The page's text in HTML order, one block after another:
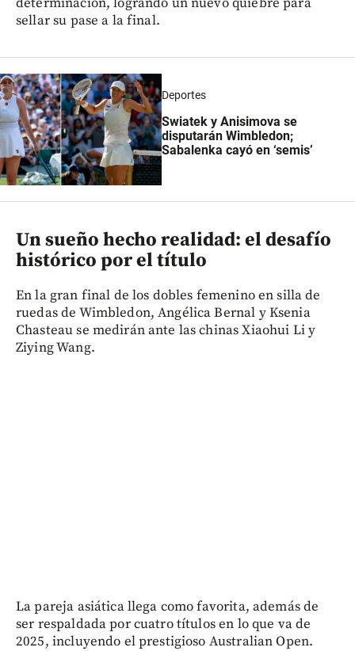
sellar su pase a la final.
Deportes
Swiatek y Anisimova se
disputarán Wimbledon;
Sabalenka cayó en ‘semis’
Un sueño hecho realidad: el desafío
histórico por el título
En la gran final de los dobles femenino en silla de
ruedas de Wimbledon, Angélica Bernal y Ksenia
Chasteau se medirán ante las chinas Xiaohui Li y
Ziying Wang.
La pareja asiática llega como favorita, además de
ser respaldada por cuatro títulos en lo que va de
2025, incluyendo el prestigioso Australian Open.